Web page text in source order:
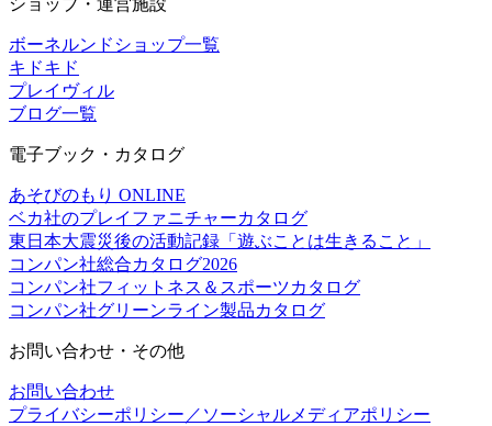
ボーネルンドショップ一覧
キドキド
プレイヴィル
ブログ一覧
電子ブック・カタログ
あそびのもり ONLINE
ベカ社のプレイファニチャーカタログ
東日本大震災後の活動記録「遊ぶことは生きること」
コンパン社総合カタログ2026
コンパン社フィットネス＆スポーツカタログ
コンパン社グリーンライン製品カタログ
お問い合わせ・その他
お問い合わせ
プライバシーポリシー／ソーシャルメディアポリシー